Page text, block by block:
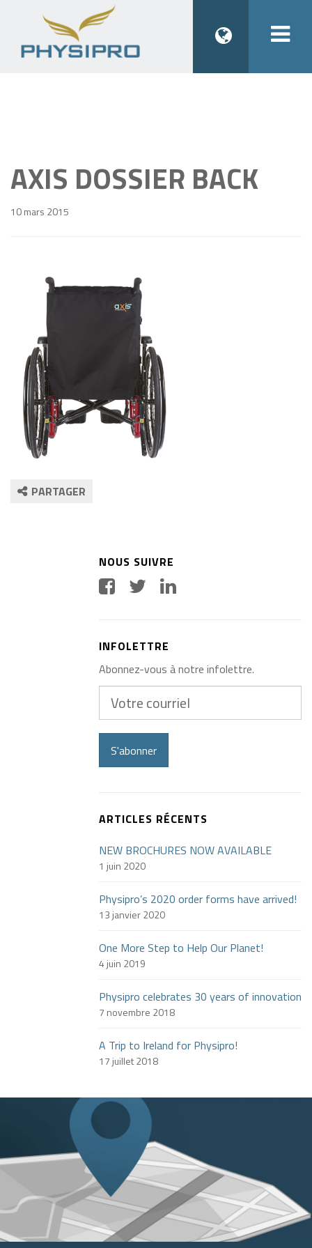
AXIS DOSSIER BACK
10 mars 2015
PARTAGER
NOUS SUIVRE
INFOLETTRE
Abonnez-vous à notre infolettre.
courriel
S'abonner
ARTICLES RÉCENTS
NEW BROCHURES NOW AVAILABLE
1 juin 2020
Physipro’s 2020 order forms have arrived!
13 janvier 2020
One More Step to Help Our Planet!
4 juin 2019
Physipro celebrates 30 years of innovation
7 novembre 2018
A Trip to Ireland for Physipro!
17 juillet 2018